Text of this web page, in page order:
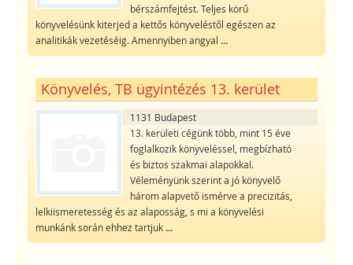
bérszámfejtést. Teljes körű
könyvelésünk kiterjed a kettős könyveléstől egészen az
analitikák vezetéséig. Amennyiben angyal ...
Könyvelés, TB ügyintézés 13. kerület
1131 Budapest
13. kerületi cégünk több, mint 15 éve
foglalkozik könyveléssel, megbízható
és biztos szakmai alapokkal.
Véleményünk szerint a jó könyvelő
három alapvető ismérve a precizitás,
lelkiismeretesség és az alaposság, s mi a könyvelési
munkánk során ehhez tartjuk...